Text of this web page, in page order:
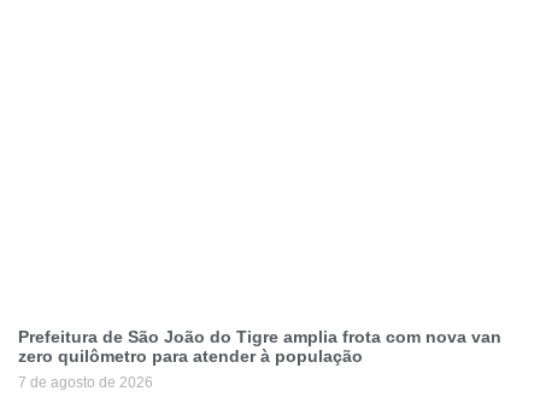
Prefeitura de São João do Tigre amplia frota com nova van
zero quilômetro para atender à população
7 de agosto de 2026